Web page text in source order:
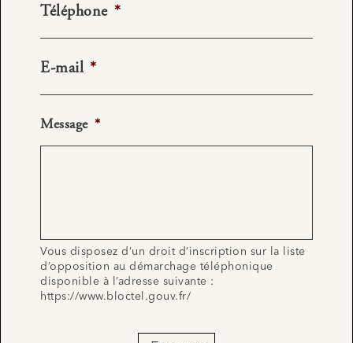
Téléphone *
E-mail *
Message *
Vous disposez d’un droit d’inscription sur la liste
d’opposition au démarchage téléphonique
disponible à l’adresse suivante :
https://www.bloctel.gouv.fr/